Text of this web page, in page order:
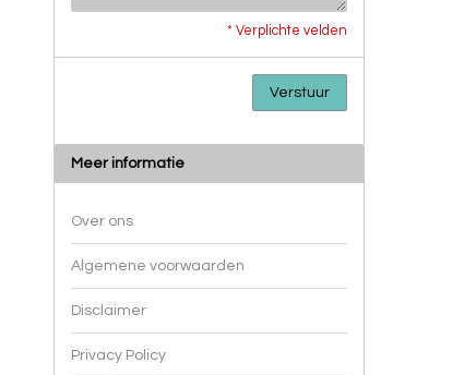
* Verplichte velden
Verstuur
Meer informatie
Over ons
Algemene voorwaarden
Disclaimer
Privacy Policy